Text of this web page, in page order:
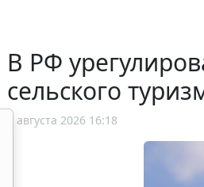
В РФ
сельского
7 августа 2026 16:18